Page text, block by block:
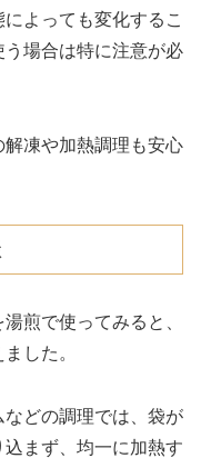
よっても変化するこ
場合は特に注意が必
凍や加熱調理も安心
煎で使ってみると、
した。
どの調理では、袋が
まず、均一に加熱す